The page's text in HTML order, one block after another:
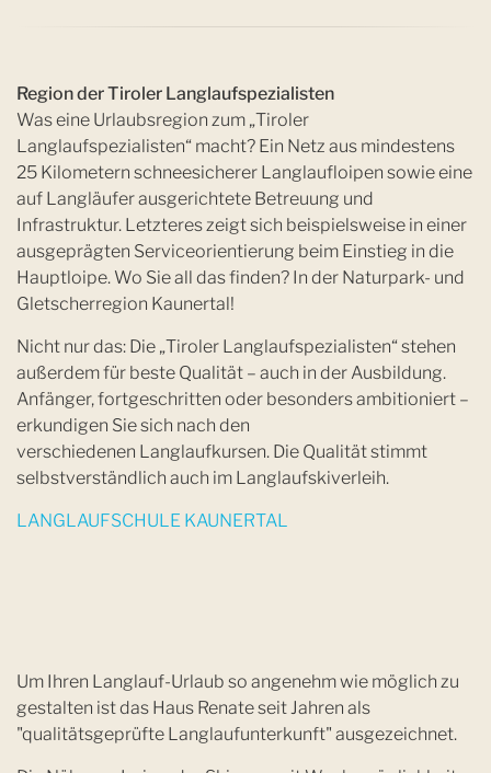
Region der Tiroler Langlaufspezialisten
Was eine Urlaubsregion zum „Tiroler
Langlaufspezialisten“ macht? Ein Netz aus mindestens
25 Kilometern schneesicherer Langlaufloipen sowie eine
auf Langläufer ausgerichtete Betreuung und
Infrastruktur. Letzteres zeigt sich beispielsweise in einer
ausgeprägten Serviceorientierung beim Einstieg in die
Hauptloipe. Wo Sie all das finden? In der Naturpark- und
Gletscherregion Kaunertal!
Nicht nur das: Die „Tiroler Langlaufspezialisten“ stehen
außerdem für beste Qualität – auch in der Ausbildung.
Anfänger, fortgeschritten oder besonders ambitioniert –
erkundigen Sie sich nach den
verschiedenen Langlaufkursen. Die Qualität stimmt
selbstverständlich auch im Langlaufskiverleih.
LANGLAUFSCHULE KAUNERTAL
Um Ihren Langlauf-Urlaub so angenehm wie möglich zu
gestalten ist das Haus Renate seit Jahren als
"qualitätsgeprüfte Langlaufunterkunft" ausgezeichnet.